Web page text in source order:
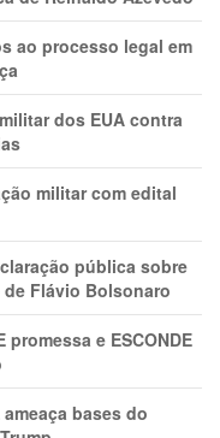
ao processo legal em
dos EUA contra
militar com edital
pública sobre
Flávio Bolsonaro
promessa e ESCONDE
bases do